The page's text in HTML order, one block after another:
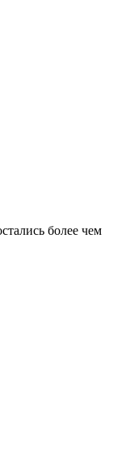
более чем